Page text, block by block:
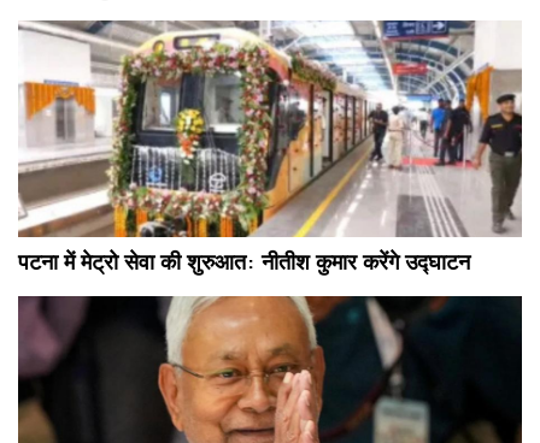
पटना में मेट्रो सेवा की शुरुआत: नीतीश कुमार करेंगे उद्घाटन